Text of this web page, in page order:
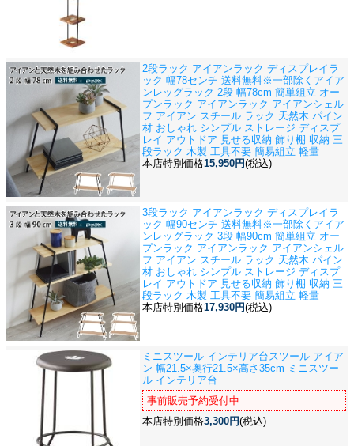
2段ラック アイアンラック ディスプレイラ
ック 幅78センチ 送料無料※一部除く アイア
ンレッグラック 2段 幅78cm 簡単組立 オー
プンラック アイアンラック アイアンシェル
フ アイアン スチール ラック 天然木 パイン
材 おしゃれ シンプル ストレージ ディスプ
レイ アウトドア 見せる収納 飾り棚 収納 三
段ラック 木製 工具不要 簡易組立 軽量
本店特別価格15,950円(税込)
3段ラック アイアンラック ディスプレイラ
ック 幅90センチ 送料無料※一部除く アイア
ンレッグラック 3段 幅90cm 簡単組立 オー
プンラック アイアンラック アイアンシェル
フ アイアン スチール ラック 天然木 パイン
材 おしゃれ シンプル ストレージ ディスプ
レイ アウトドア 見せる収納 飾り棚 収納 三
段ラック 木製 工具不要 簡易組立 軽量
本店特別価格17,930円(税込)
ミニスツール インテリア台 スツール アイア
ン 幅21.5×奥行21.5×高さ35cm ミニスツー
ル インテリア台
事前販売予約受付中
本店特別価格3,300円(税込)